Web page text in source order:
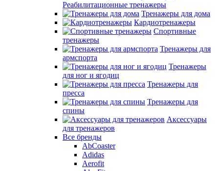
Реабилитационные тренажеры
Тренажеры для дома
Кардиотренажеры
Спортивные
тренажеры
Тренажеры для
армспорта
Тренажеры
для ног и ягодиц
Тренажеры для
пресса
Тренажеры для
спины
Аксессуары
для тренажеров
Все бренды
AbCoaster
Adidas
Aerofit